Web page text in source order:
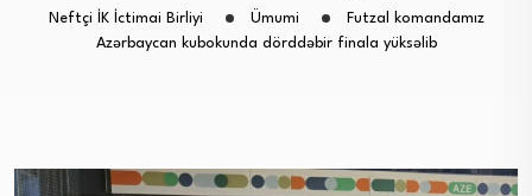
Neftçi İK İctimai Birliyi Ümumi
Futzal komandamız
Azərbaycan kubokunda dörddəbir finala yüksəlib